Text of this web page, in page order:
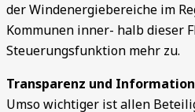
der Windenergiebereiche im
Kommunen inner- halb dieser
Steuerungsfunktion mehr zu.
Transparenz und Information
Umso wichtiger ist allen